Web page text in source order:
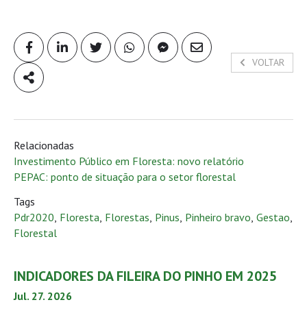
VOLTAR
Relacionadas
Investimento Público em Floresta: novo relatório
PEPAC: ponto de situação para o setor florestal
Tags
Pdr2020, Floresta, Florestas, Pinus, Pinheiro bravo, Gestao,
Florestal
INDICADORES DA FILEIRA DO PINHO EM 2025
Jul. 27. 2026